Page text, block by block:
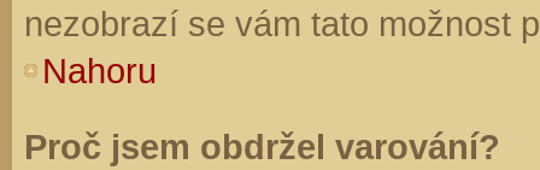
nezobrazí se vám tato možnost
Nahoru
Proč jsem obdržel varování?